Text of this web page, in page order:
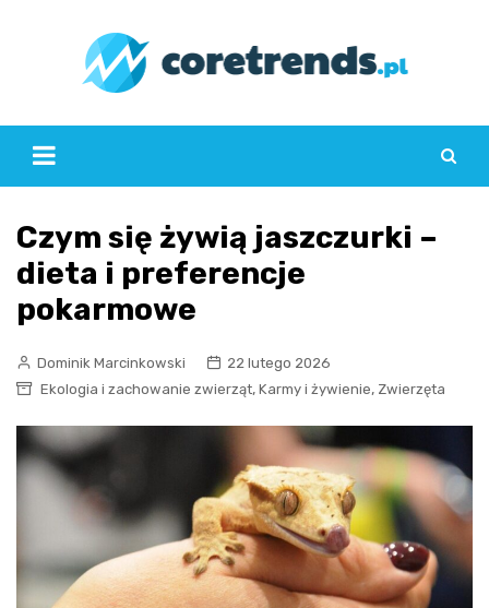
Czym się żywią jaszczurki –
dieta i preferencje
pokarmowe
Dominik Marcinkowski
22 lutego 2026
Ekologia i zachowanie zwierząt, Karmy i żywienie, Zwierzęta